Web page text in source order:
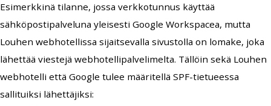
Esimerkkinä tilanne, jossa verkkotunnus käyttää
sähköpostipalveluna yleisesti Google Workspacea, mutta
Louhen webhotellissa sijaitsevalla sivustolla on lomake, joka
lähettää viestejä webhotellipalvelimelta. Tällöin sekä Louhen
webhotelli että Google tulee määritellä SPF-tietueessa
sallituiksi lähettäjiksi: